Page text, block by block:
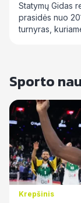
Statymų Gidas
prasidės nuo
turnyras,
Sporto
Krepšinis